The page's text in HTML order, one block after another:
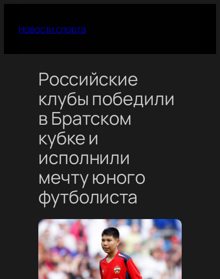
содержимому
Новости спорта
Российские
клубы победили
в Братском
кубке и
исполнили
мечту юного
футболиста